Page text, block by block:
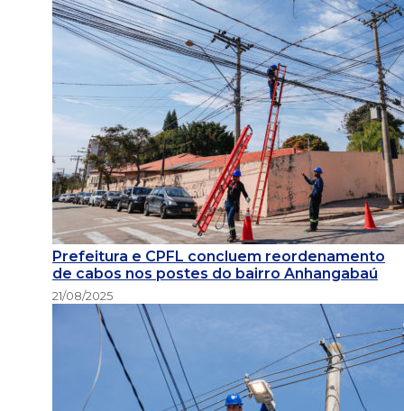
Prefeitura e CPFL concluem reordenamento
de cabos nos postes do bairro Anhangabaú
21/08/2025